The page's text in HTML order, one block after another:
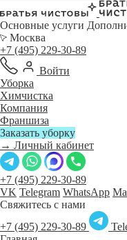
Основные услуги
Москва
+7 (495) 229-30-89
Войти
Уборка
Химчистка
Компания
Франшиза
Заказать уборку
→ Личный кабинет
+7 (495) 229-30-89
VK Telegram WhatsApp
Свяжитесь с нами
+7 (495) 229-30-89